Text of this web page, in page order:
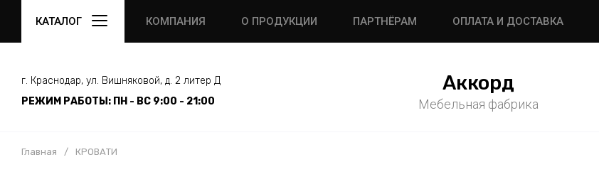
КАТАЛОГ КОМПАНИЯ О ПРОДУКЦИИ ПАРТНЁРАМ ОПЛАТА И ДОСТАВКА
г. Краснодар, ул. Вишняковой, д. 2 литер Д
РЕЖИМ РАБОТЫ: ПН - ВС 9:00 - 21:00
Аккорд
Мебельная фабрика
Главная / КРОВАТИ